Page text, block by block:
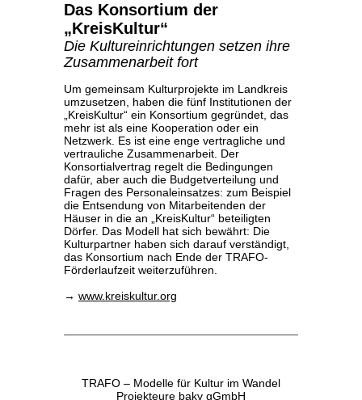
Das Konsortium der
„KreisKultur“
Die Kultureinrichtungen setzen ihre
Zusammenarbeit fort
Um gemeinsam Kulturprojekte im Landkreis
umzusetzen, haben die fünf Institutionen der
„KreisKultur“ ein Konsortium gegründet, das
mehr ist als eine Kooperation oder ein
Netzwerk. Es ist eine enge vertragliche und
vertrauliche Zusammenarbeit. Der
Konsortialvertrag regelt die Bedingungen
dafür, aber auch die Budgetverteilung und
Fragen des Personaleinsatzes: zum Beispiel
die Entsendung von Mitarbeitenden der
Häuser in die an „KreisKultur“ beteiligten
Dörfer. Das Modell hat sich bewährt: Die
Kulturpartner haben sich darauf verständigt,
das Konsortium nach Ende der TRAFO-
Förderlaufzeit weiterzuführen.
→ www.kreiskultur.org
TRAFO – Modelle für Kultur im Wandel
Projekteure bakv gGmbH